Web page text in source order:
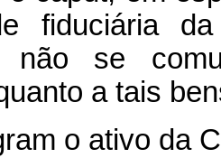
fiduciária
não se
a tais
o ativo da